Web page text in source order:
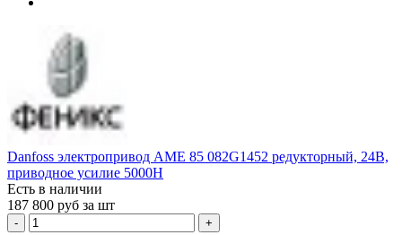
Danfoss электропривод AME 85 082G1452 редукторный, 24В,
приводное усилие 5000Н
Есть в наличии
187 800 руб за шт
- +